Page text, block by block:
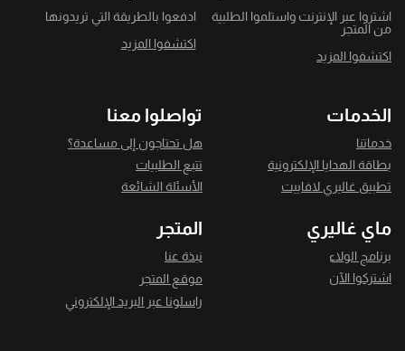
اشتروا عبر الإنترنت واستلموا الطلبية
من المتجر
اكتشفوا المزيد
ادفعوا بالطريقة التي تريدونها
اكتشفوا المزيد
الخدمات
خدماتنا
بطاقة الهدايا الإلكترونية
تطبيق غاليري لافاييت
تواصلوا معنا
هل تحتاجون إلى مساعدة؟
تتبع الطلبيات
الأسئلة الشائعة
ماي غاليري
برنامج الولاء
اشتركوا الآن
المتجر
نبذة عنا
موقع المتجر
راسلونا عبر البريد الإلكتروني